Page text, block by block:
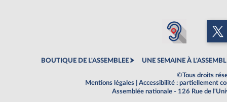
BOUTIQUE DE L'ASSEMBLEE UNE SEMAINE À
©Tous droits
Mentions légales
Accessibilité : partiellement
Assemblée nationale - 126 Rue de